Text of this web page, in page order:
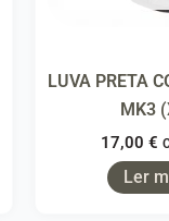
LUVA PRETA
MK3
17,00€
Ler